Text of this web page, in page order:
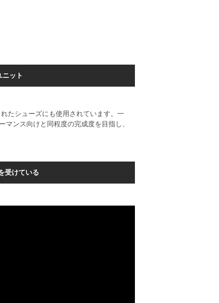
ット
たシューズにも使用されています。一
ンス向けと同程度の完成度を目指し、
受けている